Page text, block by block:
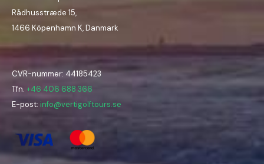
Rådhusstræde 15,
1466 Köpenhamn K, Danmark
CVR-nummer: 44185423
Tfn. +46 406 688 366
E-post: info@vertigolftours.se